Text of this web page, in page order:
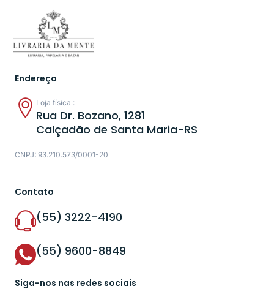
Endereço
Loja física :
Rua Dr. Bozano, 1281
Calçadão de Santa Maria-RS
CNPJ: 93.210.573/0001-20
Contato
(55) 3222-4190
(55) 9600-8849
Siga-nos nas redes sociais